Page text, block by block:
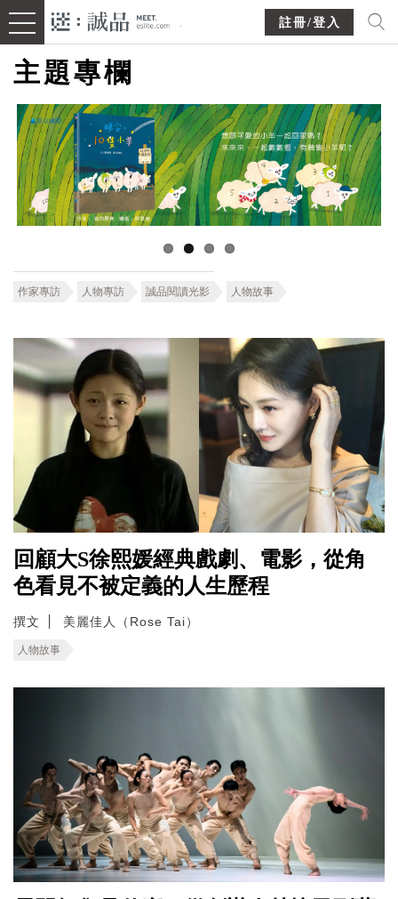
註冊/登入
主題專欄
作家專訪 人物專訪 誠品閱讀光影 人物故事
回顧大S徐熙媛經典戲劇、電影，從角
色看見不被定義的人生歷程
撰文 美麗佳人（Rose Tai）
人物故事